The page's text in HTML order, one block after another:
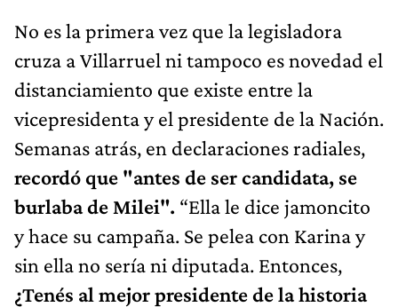
No es la primera vez que la legisladora
cruza a Villarruel ni tampoco es novedad el
distanciamiento que existe entre la
vicepresidenta y el presidente de la Nación.
Semanas atrás, en declaraciones radiales,
recordó que "antes de ser candidata, se
burlaba de Milei". “Ella le dice jamoncito
y hace su campaña. Se pelea con Karina y
sin ella no sería ni diputada. Entonces,
¿Tenés al mejor presidente de la historia